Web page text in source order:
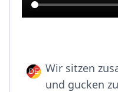
Wir sitzen
und gucken